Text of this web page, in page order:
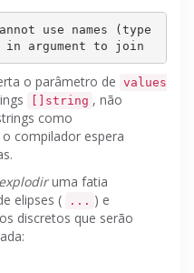
use names (type
o parâmetro de values
[]string , não
como
compilador espera
explodiruma fatia
elipses (
... ) e
discretos que serão